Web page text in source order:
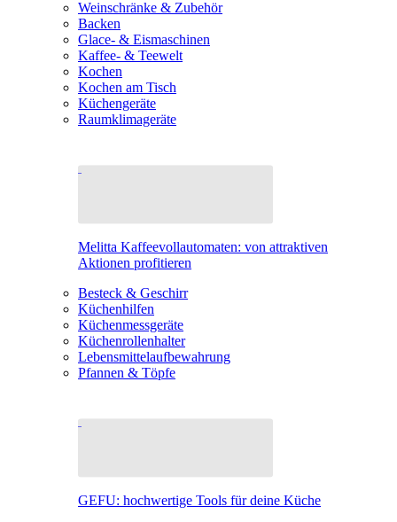
Weinschränke & Zubehör
Backen
Glace- & Eismaschinen
Kaffee- & Teewelt
Kochen
Kochen am Tisch
Küchengeräte
Raumklimageräte
Melitta Kaffeevollautomaten: von attraktiven
Aktionen profitieren
Besteck & Geschirr
Küchenhilfen
Küchenmessgeräte
Küchenrollenhalter
Lebensmittelaufbewahrung
Pfannen & Töpfe
GEFU: hochwertige Tools für deine Küche